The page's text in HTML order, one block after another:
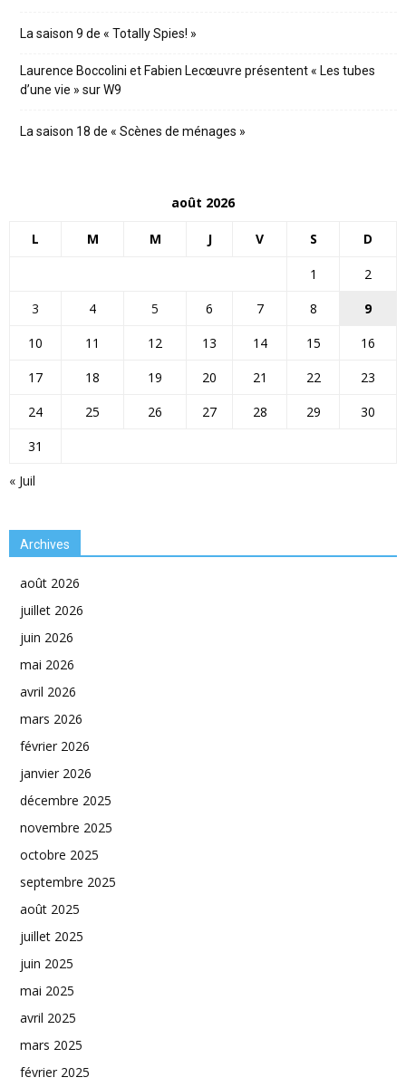
La saison 9 de « Totally Spies! »
Laurence Boccolini et Fabien Lecœuvre présentent « Les tubes
d’une vie » sur W9
La saison 18 de « Scènes de ménages »
août 2026
L M M J V S D
« Juil
1
2
3
4 5 6 7 8
9
10
11 12 13 14 15
16
17
18 19 20 21 22
23
24
25 26 27 28 29
30
31
Archives
août 2026
juillet 2026
juin 2026
mai 2026
avril 2026
mars 2026
février 2026
janvier 2026
décembre 2025
novembre 2025
octobre 2025
septembre 2025
août 2025
juillet 2025
juin 2025
mai 2025
avril 2025
mars 2025
février 2025